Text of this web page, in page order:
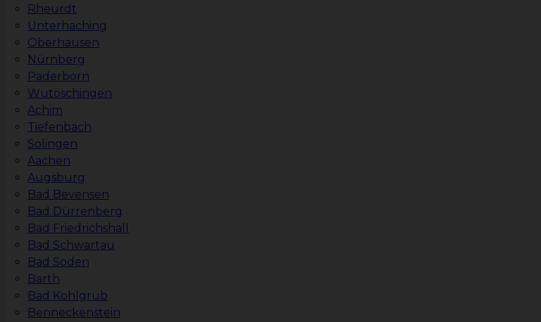
Rheurdt
Unterhaching
Oberhausen
Nürnberg
Paderborn
Wutöschingen
Achim
Tiefenbach
Solingen
Aachen
Augsburg
Bad Bevensen
Bad Dürrenberg
Bad Friedrichshall
Bad Schwartau
Bad Soden
Barth
Bad Kohlgrub
Benneckenstein